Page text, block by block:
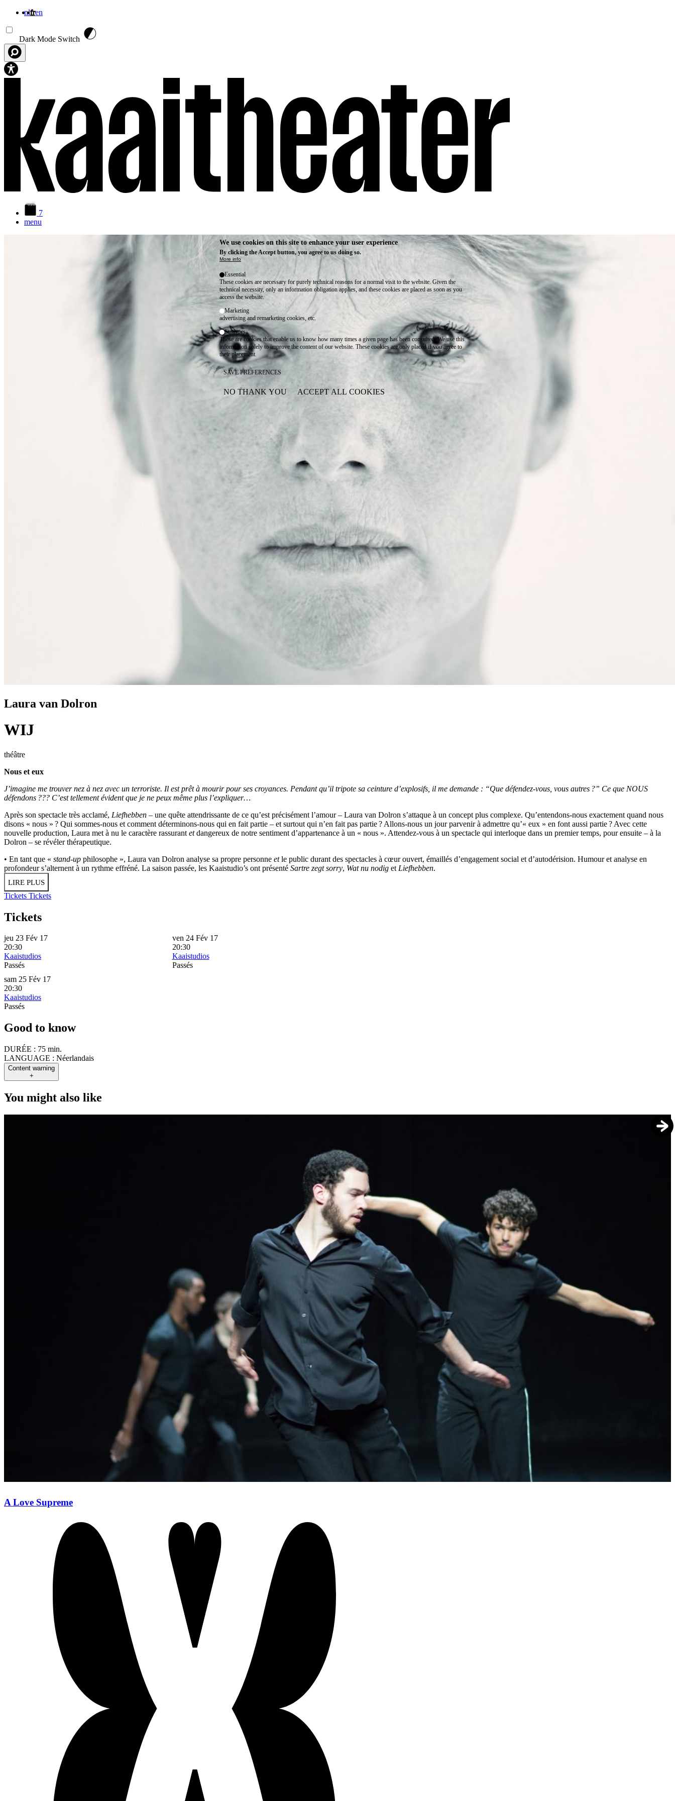
nlfren
Dark Mode Switch
7
menu
Laura van Dolron
WIJ
théâtre
Nous et eux
J’imagine me trouver nez à nez avec un terroriste. Il est prêt à mourir pour ses croyances. Pendant qu’il tripote sa ceinture d’explosifs, il me demande : “Que défendez-vous, vous autres ?” Ce que NOUS
défendons ??? C’est tellement évident que je ne peux même plus l’expliquer…
Après son spectacle très acclamé, Liefhebben – une quête attendrissante de ce qu’est précisément l’amour – Laura van Dolron s’attaque à un concept plus complexe. Qu’entendons-nous exactement quand nous
disons « nous » ? Qui sommes-nous et comment déterminons-nous qui en fait partie – et surtout qui n’en fait pas partie ? Allons-nous un jour parvenir à admettre qu’« eux » en font aussi partie ? Avec cette
nouvelle production, Laura met à nu le caractère rassurant etdangereux de notre sentiment d’appartenance à un « nous ». Attendez-vous à un spectacle qui interloque dans un premier temps, pour ensuite – à la
Dolron – se révéler thérapeutique.
• En tant que « stand-up philosophe », Laura van Dolron analyse sa propre personne etle public durant des spectacles à cœur ouvert, émaillés d’engagement social et d’autodérision. Humour et analyse en
profondeur s’alternent à un rythme effréné. La saison passée, les Kaaistudio’s ont présenté Sartre zegt sorry, Wat nu nodig et Liefhebben.
LIRE PLUS
Tickets Tickets
Tickets
jeu 23 Fév 17
20:30
Kaaistudios
Passés
ven 24 Fév 17
20:30
Kaaistudios
Passés
sam 25 Fév 17
20:30
Kaaistudios
Passés
Good to know
DURÉE : 75 min.
LANGUAGE : Néerlandais
Content warning
+
You might also like
A Love Supreme
We use cookies on this site to enhance your user experience
By clicking the Accept button, you agree to us doing so.
More info
Essential
These cookies are necessary for purely technical reasons for a normal visit to the website. Given the
technical necessity, only an information obligation applies, and these cookies are placed as soon as you
access the website.
Marketing
advertising and remarketing cookies, etc.
Statistics
These are cookies that enable us to know how many times a given page has been consulted. We use this
information solely to improve the content of our website. These cookies are only placed if you agree to
their placement.
SAVE PREFERENCES
NO THANK YOU ACCEPT ALL COOKIES
WITHDRAW CONSENT